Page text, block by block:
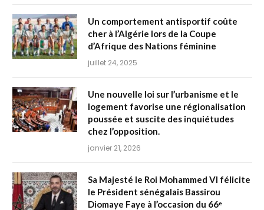
Un comportement antisportif coûte
cher à l’Algérie lors de la Coupe
d’Afrique des Nations féminine
juillet 24, 2025
Une nouvelle loi sur l’urbanisme et le
logement favorise une régionalisation
poussée et suscite des inquiétudes
chez l’opposition.
janvier 21, 2026
Sa Majesté le Roi Mohammed VI félicite
le Président sénégalais Bassirou
Diomaye Faye à l’occasion du 66ᵉ